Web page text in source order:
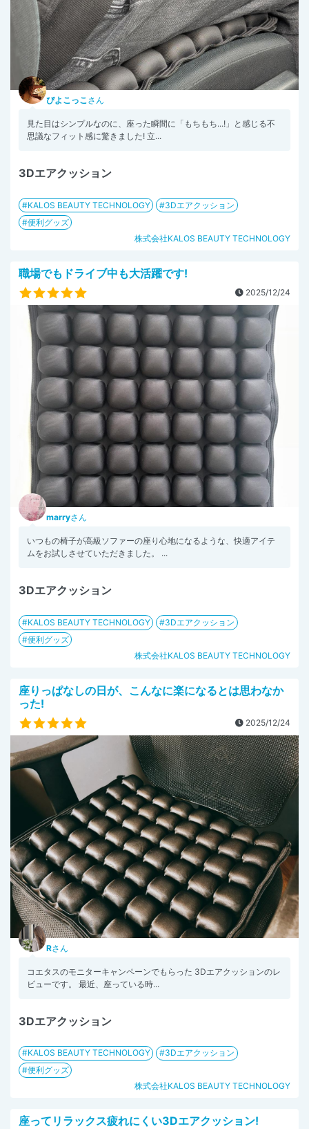
ぴよこっこさん
見た目はシンプルなのに、座った瞬間に「もちもち...!」と感じる不
思議なフィット感に驚きました! 立...
3Dエアクッション
KALOS BEAUTY TECHNOLOGY
3Dエアクッション
便利グッズ
株式会社KALOS BEAUTY TECHNOLOGY
職場でもドライブ中も大活躍です!
2025/12/24
marryさん
いつもの椅子が高級ソファーの座り心地になるような、快適アイテ
ムをお試しさせていただきました。 ...
3Dエアクッション
KALOS BEAUTY TECHNOLOGY
3Dエアクッション
便利グッズ
株式会社KALOS BEAUTY TECHNOLOGY
座りっぱなしの日が、こんなに楽になるとは思わなか
った!
2025/12/24
Rさん
⁡コエタスのモニターキャンペーンでもらった 3Dエアクッションのレ
ビューです。 最近、座っている時...
3Dエアクッション
KALOS BEAUTY TECHNOLOGY
3Dエアクッション
便利グッズ
株式会社KALOS BEAUTY TECHNOLOGY
座ってリラックス疲れにくい3Dエアクッション!